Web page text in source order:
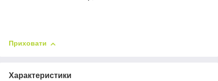
Приховати
Характеристики